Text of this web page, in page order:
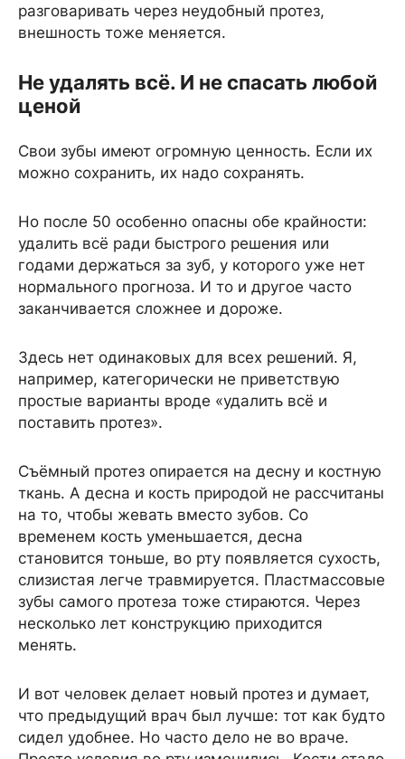
разговаривать через неудобный протез,
внешность тоже меняется.
Не удалять всё. И не спасать любой
ценой
Свои зубы имеют огромную ценность. Если их
можно сохранить, их надо сохранять.
Но после 50 особенно опасны обе крайности:
удалить всё ради быстрого решения или
годами держаться за зуб, у которого уже нет
нормального прогноза. И то и другое часто
заканчивается сложнее и дороже.
Здесь нет одинаковых для всех решений. Я,
например, категорически не приветствую
простые варианты вроде «удалить всё и
поставить протез».
Съёмный протез опирается на десну и костную
ткань. А десна и кость природой не рассчитаны
на то, чтобы жевать вместо зубов. Со
временем кость уменьшается, десна
становится тоньше, во рту появляется сухость,
слизистая легче травмируется. Пластмассовые
зубы самого протеза тоже стираются. Через
несколько лет конструкцию приходится
менять.
И вот человек делает новый протез и думает,
что предыдущий врач был лучше: тот как будто
сидел удобнее. Но часто дело не во враче.